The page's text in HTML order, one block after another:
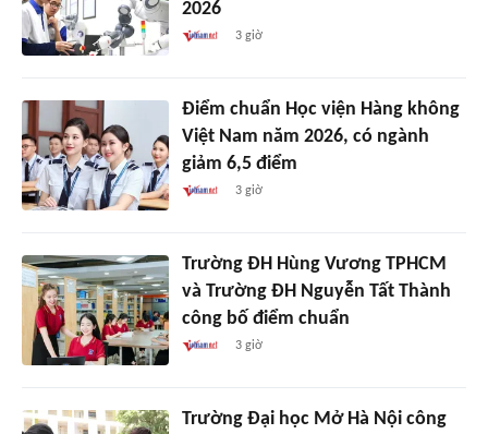
2026
3 giờ
Điểm chuẩn Học viện Hàng không
Việt Nam năm 2026, có ngành
giảm 6,5 điểm
3 giờ
Trường ĐH Hùng Vương TPHCM
và Trường ĐH Nguyễn Tất Thành
công bố điểm chuẩn
3 giờ
Trường Đại học Mở Hà Nội công